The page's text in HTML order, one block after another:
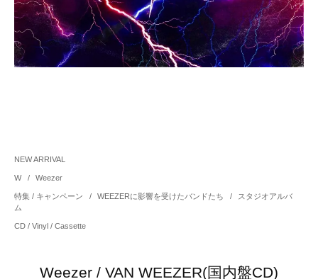
NEW ARRIVAL
W / Weezer
特集 / キャンペーン / WEEZERに影響を受けたバンドたち /
スタジオアルバ
ム
CD / Vinyl / Cassette
Weezer / VAN WEEZER(国内盤CD)